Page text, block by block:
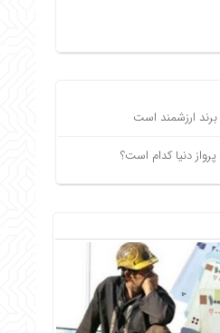
ارزشمند است
دنیا کدام است؟